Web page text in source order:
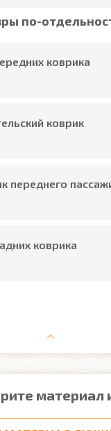
по-
коврика
коврик
переднего
коврика
материал